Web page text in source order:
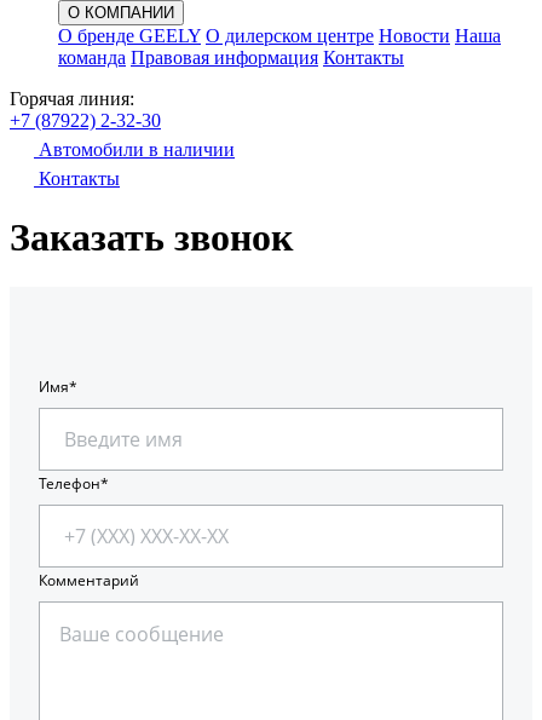
О КОМПАНИИ
О бренде GEELY О дилерском центре Новости Наша
команда Правовая информация Контакты
Горячая линия:
+7 (87922) 2-32-30
Автомобили в наличии
Контакты
Заказать звонок
Имя
Телефон
Комментарий